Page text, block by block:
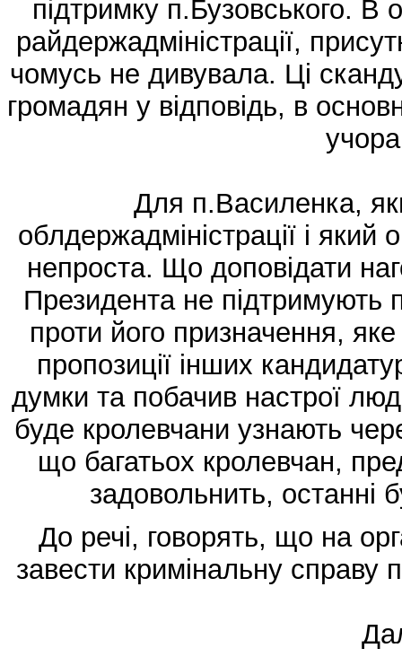
підтримку п.Бузовського. В
райдержадміністрації,
чомусь не дивувала. Ці
громадян у відповідь, в
Для п.Василенка,
облдержадміністрації і який
непроста. Що доповідати
Президента не підтримують
проти його призначення,
пропозиції інших
думки та побачив настрої
буде кролевчани узнають
що багатьох кролевчан,
задовольнить, останні
До речі, говорять, що на
завести кримінальну справу